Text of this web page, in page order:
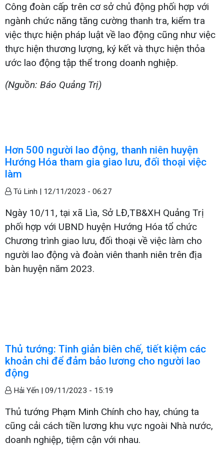
Công đoàn cấp trên cơ sở chủ động phối hợp với
ngành chức năng tăng cường thanh tra, kiểm tra
việc thực hiện pháp luật về lao động cũng như việc
thực hiện thương lượng, ký kết và thực hiện thỏa
ước lao động tập thể trong doanh nghiệp.
(Nguồn: Báo Quảng Trị)
Hơn 500 người lao động, thanh niên huyện
Hướng Hóa tham gia giao lưu, đối thoại việc
làm
Tú Linh | 12/11/2023 - 06:27
Ngày 10/11, tại xã Lìa, Sở LĐ,TB&XH Quảng Trị
phối hợp với UBND huyện Hướng Hóa tổ chức
Chương trình giao lưu, đối thoại về việc làm cho
người lao động và đoàn viên thanh niên trên địa
bàn huyện năm 2023.
Thủ tướng: Tinh giản biên chế, tiết kiệm các
khoản chi để đảm bảo lương cho người lao
động
Hải Yến | 09/11/2023 - 15:19
Thủ tướng Phạm Minh Chính cho hay, chúng ta
cũng cải cách tiền lương khu vực ngoài Nhà nước,
doanh nghiệp, tiệm cận với nhau.